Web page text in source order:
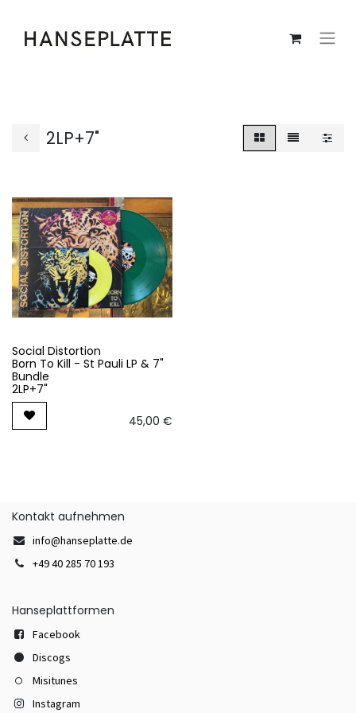
2LP+7"
Social Distortion
Born To Kill - St Pauli LP & 7"
Bundle
2LP+7"
45,00 €
Kontakt aufnehmen
info@hanseplatte.de
+49 40 285 70 193
Hanseplattformen
Facebook
Discogs
Misitunes
Instagram